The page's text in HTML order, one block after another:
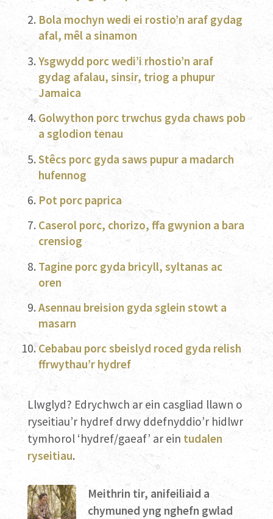
Bola mochyn wedi ei rostio’n araf gydag
afal, mêl a sinamon
Ysgwydd porc wedi’i rhostio’n araf
gydag afalau, sinsir, triog a phupur
Jamaica
Golwython porc trwchus gyda chaws pob
a sglodion tenau
Stêcs porc gyda saws pupur a madarch
hufennog
Pot porc paprica
Caserol porc, chorizo, ffa gwynion a bara
crensiog
Tagine porc gyda bricyll, syltanas ac
oren
Asennau breision gyda sglein stowt a
masarn
Cebabau porc sbeislyd roced gyda relish
ffrwythau’r hydref
Llwglyd? Edrychwch ar ein casgliad llawn o
ryseitiau’r hydref drwy ddefnyddio’r hidlwr
tymhorol ‘hydref/gaeaf’ ar ein tudalen
ryseitiau.
Meithrin tir, anifeiliaid a
chymuned yng nghefn gwlad